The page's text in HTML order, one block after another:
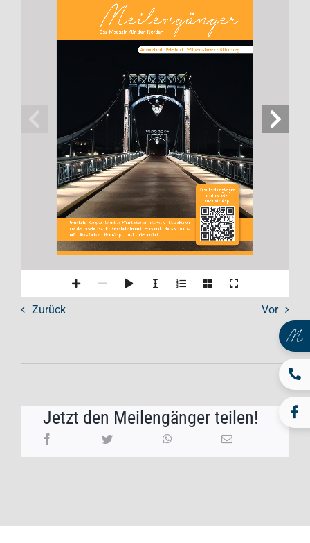
Ammerland ∙ Friesland ∙ Wilhelmshaven ∙ Oldenburg
Grünkohl-Rezepte · Christian Wandscher im Interview · Neuigkeiten
aus der Geschäftswelt · Eisenbahnfreunde Friesland · Hansis Promi-
talk · Rätselseiten · Horoskop ... und vieles mehr!
Das Magazin für den Norden
Den Meilengänger
gibt es jetzt
auch als App!
Zurück Vor
Jetzt den Meilengänger teilen!